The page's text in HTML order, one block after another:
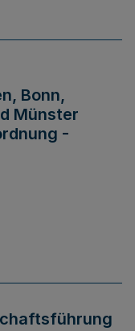
Bonn,
Münster
-